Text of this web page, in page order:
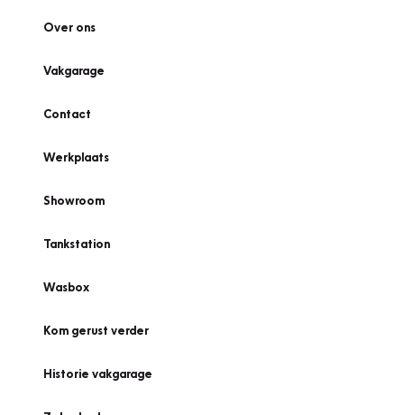
Over ons
Vakgarage
Contact
Werkplaats
Showroom
Tankstation
Wasbox
Kom gerust verder
Historie vakgarage